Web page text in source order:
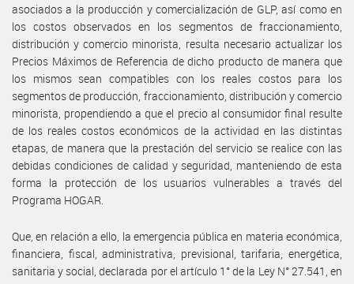
asociados a la producción y comercialización de GLP, así como en
los costos observados en los segmentos de fraccionamiento,
distribución y comercio minorista, resulta necesario actualizar los
Precios Máximos de Referencia de dicho producto de manera que
los mismos sean compatibles con los reales costos para los
segmentos de producción, fraccionamiento, distribución y comercio
minorista, propendiendo a que el precio al consumidor final resulte
de los reales costos económicos de la actividad en las distintas
etapas, de manera que la prestación del servicio se realice con las
debidas condiciones de calidad y seguridad, manteniendo de esta
forma la protección de los usuarios vulnerables a través del
Programa HOGAR.
Que, en relación a ello, la emergencia pública en materia económica,
financiera, fiscal, administrativa, previsional, tarifaria, energética,
sanitaria y social, declarada por el artículo 1° de la Ley N° 27.541, en